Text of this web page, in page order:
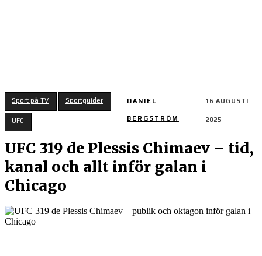
Sport på TV Sportguider
UFC
DANIEL
BERGSTRÖM
16 AUGUSTI
2025
UFC 319 de Plessis Chimaev – tid,
kanal och allt inför galan i
Chicago